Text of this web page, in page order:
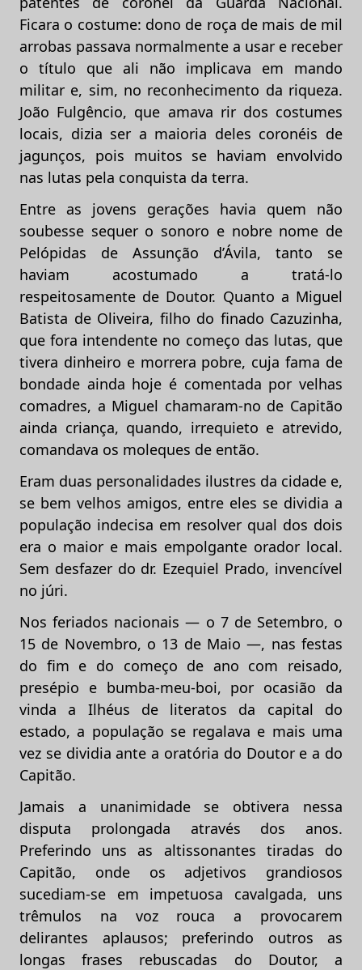
Ficara o costume: dono de roça de mais de mil
arrobas passava normalmente a usar e receber
o título que ali não implicava em mando
militar e, sim, no reconhecimento da riqueza.
João Fulgêncio, que amava rir dos costumes
locais, dizia ser a maioria deles coronéis de
jagunços, pois muitos se haviam envolvido
nas lutas pela conquista da terra.
Entre as jovens gerações havia quem não
soubesse sequer o sonoro e nobre nome de
Pelópidas de Assunção d’Ávila, tanto se
haviam acostumado a tratá-lo
respeitosamente de Doutor. Quanto a Miguel
Batista de Oliveira, filho do finado Cazuzinha,
que fora intendente no começo das lutas, que
tivera dinheiro e morrera pobre, cuja fama de
bondade ainda hoje é comentada por velhas
comadres, a Miguel chamaram-no de Capitão
ainda criança, quando, irrequieto e atrevido,
comandava os moleques de então.
Eram duas personalidades ilustres da cidade e,
se bem velhos amigos, entre eles se dividia a
população indecisa em resolver qual dos dois
era o maior e mais empolgante orador local.
Sem desfazer do dr. Ezequiel Prado, invencível
no júri.
Nos feriados nacionais — o 7 de Setembro, o
15 de Novembro, o 13 de Maio —, nas festas
do fim e do começo de ano com reisado,
presépio e bumba-meu-boi, por ocasião da
vinda a Ilhéus de literatos da capital do
estado, a população se regalava e mais uma
vez se dividia ante a oratória do Doutor e a do
Capitão.
Jamais a unanimidade se obtivera nessa
disputa prolongada através dos anos.
Preferindo uns as altissonantes tiradas do
Capitão, onde os adjetivos grandiosos
sucediam-se em impetuosa cavalgada, uns
trêmulos na voz rouca a provocarem
delirantes aplausos; preferindo outros as
longas frases rebuscadas do Doutor, a